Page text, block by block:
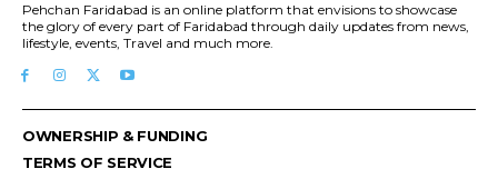
Pehchan Faridabad is an online platform that envisions to showcase
the glory of every part of Faridabad through daily updates from news,
lifestyle, events, Travel and much more.
OWNERSHIP & FUNDING
TERMS OF SERVICE